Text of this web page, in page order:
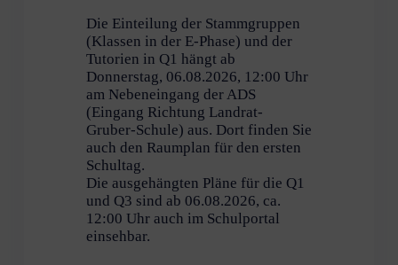
Die Einteilung der Stammgruppen
(Klassen in der E-Phase) und der
Tutorien in Q1 hängt ab
Donnerstag, 06.08.2026, 12:00 Uhr
am Nebeneingang der ADS
(Eingang Richtung Landrat-
Gruber-Schule) aus. Dort finden Sie
auch den Raumplan für den ersten
Schultag.
Die ausgehängten Pläne für die Q1
und Q3 sind ab 06.08.2026, ca.
12:00 Uhr auch im Schulportal
einsehbar.